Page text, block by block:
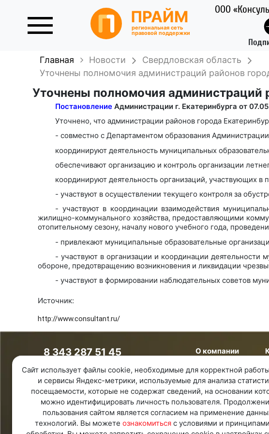
ПРАЙМ
региональная сеть
правовой поддержки
ООО
Главная Новости
Свердловская область
Уточнены полномочия администраций районов
Уточнены полномочия администраций
Постановление Администрации г. Екатеринбурга от
Уточнено, что администрации районов города
- совместно с Департаментом образования
координируют деятельность муниципальных
обеспечивают организацию и контроль организации
координируют деятельность организаций, участвующих
- участвуют в осуществлении текущего контроля за
- участвуют в координации взаимодействия
жилищно-коммунального хозяйства, предоставляющими
отопительному сезону, началу нового учебного года,
- привлекают муниципальные образовательные
- участвуют в организации и координации
обороне, предотвращению возникновения и ликвидации
- участвуют в формировании наблюдательных советов
Источник:
http://www.consultant.ru/
8 343 287 51 45
8 800 100 00 78
Бесплатно по России
Обратная связь
Удаленная поддержка
Политика конфиденциальности
Политика обработки персональных
данных
О компании
Контакты
Вакансии
Сайт использует файлы cookie, необходимые для корректной
и сервисы Яндекс-метрики, используемые для анализа
посещаемости, которые не содержат сведений, на основании
можно идентифицировать личность пользователя.
пользования сайтом является согласием на применение
технологий. Вы можете ознакомитьсяс условиями и